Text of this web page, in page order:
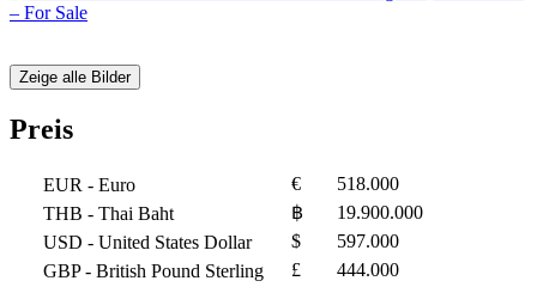
Zeige alle Bilder
Preis
EUR - Euro €
518.000
THB - Thai Baht ฿
19.900.000
USD - United States Dollar $
597.000
GBP- British Pound Sterling £
444.000